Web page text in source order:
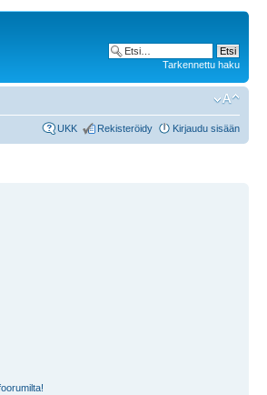
Tarkennettu haku
UKK Rekisteröidy Kirjaudu sisään